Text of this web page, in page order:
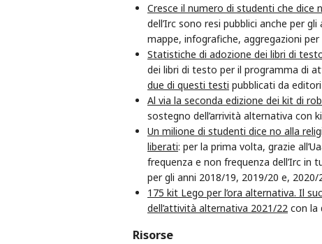
Cresce il numero di studenti che dice
dell’Irc sono resi pubblici anche per
mappe, infografiche, aggregazioni
Statistiche di adozione dei libri di
dei libri di testo per il programma di
due di questi testi pubblicati da
Al via la seconda edizione dei kit di
sostegno dell’arrività alternativa con
Un milione di studenti dice no alla
liberati: per la prima volta, grazie
frequenza e non frequenza dell’Irc in
per gli anni 2018/19, 2019/20 e, 2020/
175 kit Lego per l’ora alternativa. Il
dell’attività alternativa 2021/22 con la
Risorse